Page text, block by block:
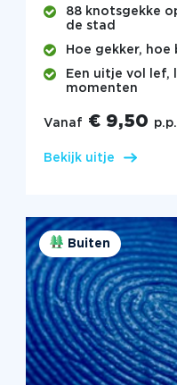
88 knotsgekke
de stad
Hoe gekker,
Een uitje vol lef,
momenten
Vanaf € 9,50 p.p.
Bekijk uitje
Buiten